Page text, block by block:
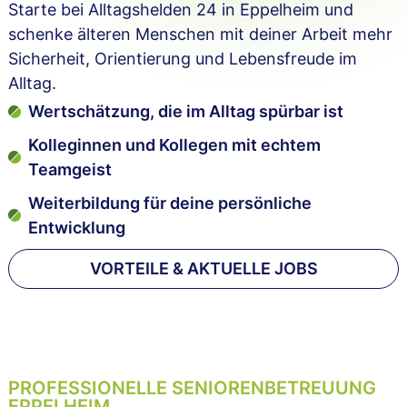
Starte bei Alltagshelden 24 in Eppelheim und
schenke älteren Menschen mit deiner Arbeit mehr
Sicherheit, Orientierung und Lebensfreude im
Alltag.
Wertschätzung, die im Alltag spürbar ist
Kolleginnen und Kollegen mit echtem
Teamgeist
Weiterbildung für deine persönliche
Entwicklung
VORTEILE & AKTUELLE JOBS
PROFESSIONELLE SENIORENBETREUUNG